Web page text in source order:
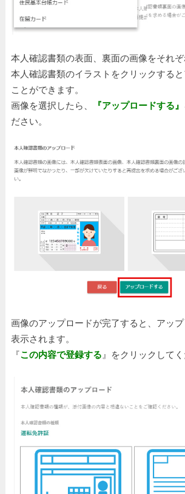
本人確認書類の表面、裏面の画像をそれぞ
本人確認書類のイラストをクリックする
ことができます。
画像を選択したら、
『アップロードする』
ださい。
画像のアップロードが完了すると、アッ
表示されます。
『この内容で登録する 』をクリックしてく